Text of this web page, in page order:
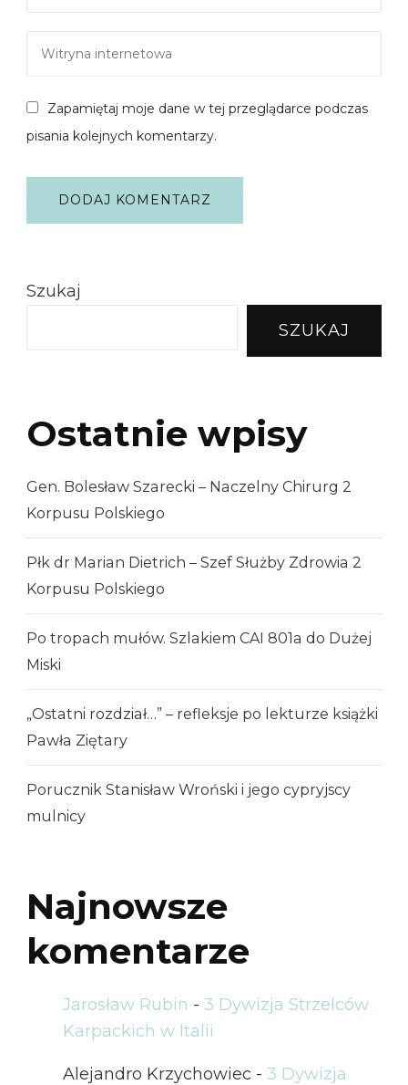
Zapamiętaj moje dane w tej przeglądarce podczas
pisania kolejnych komentarzy.
Szukaj
SZUKAJ
Ostatnie wpisy
Gen. Bolesław Szarecki – Naczelny Chirurg 2
Korpusu Polskiego
Płk dr Marian Dietrich – Szef Służby Zdrowia 2
Korpusu Polskiego
Po tropach mułów. Szlakiem CAI 801a do Dużej
Miski
„Ostatni rozdział…” – refleksje po lekturze książki
Pawła Ziętary
Porucznik Stanisław Wroński i jego cypryjscy
mulnicy
Najnowsze
komentarze
Jarosław Rubin - 3 Dywizja Strzelców
Karpackich w Italii
Alejandro Krzychowiec - 3 Dywizja